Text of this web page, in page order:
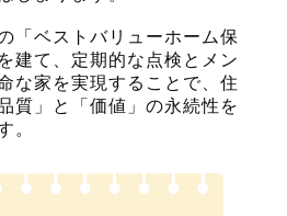
「ベストバリューホーム保
建て、定期的な点検とメン
な家を実現することで、住
質」と「価値」の永続性を
。